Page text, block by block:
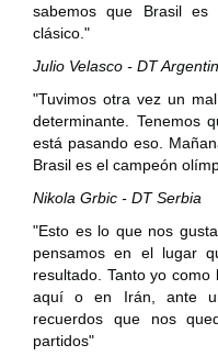
sabemos que Brasil
clásico."
Julio Velasco - DT
"Tuvimos otra vez un
determinante. Tenemos
está pasando eso.
Brasil es el campeón
Nikola Grbic - DT Serbia
"Esto es lo que nos
pensamos en el lugar
resultado. Tanto yo
aquí o en Irán, ante
recuerdos que nos
partidos"